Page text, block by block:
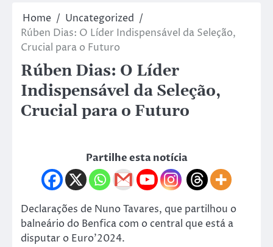
Home
Uncategorized
Rúben Dias: O Líder Indispensável da Seleção,
Crucial para o Futuro
Rúben Dias: O Líder
Indispensável da Seleção,
Crucial para o Futuro
Partilhe esta notícia
Declarações de Nuno Tavares, que partilhou o
balneário do Benfica com o central que está a
disputar o Euro’2024.